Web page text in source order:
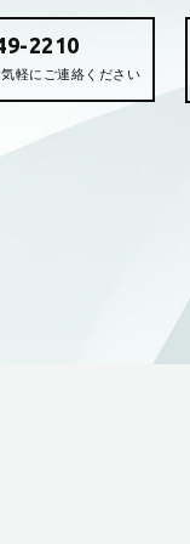
2210
軽にご連絡ください